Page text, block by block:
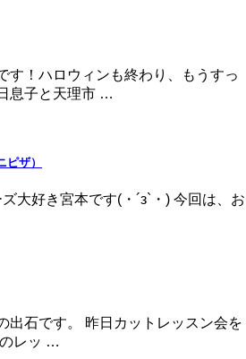
す！ハロウィンも終わり、もうすっ
息子と天理市 …
ザ）
大好き宮本です(・´з`・) 今回は、お
出石です。 昨日カットレッスン会を
レッ …